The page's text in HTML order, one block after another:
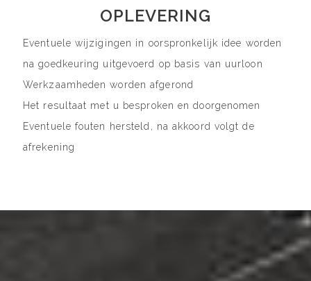
OPLEVERING
Eventuele wijzigingen in oorspronkelijk idee worden
na goedkeuring uitgevoerd op basis van uurloon
Werkzaamheden worden afgerond
Het resultaat met u besproken en doorgenomen
Eventuele fouten hersteld, na akkoord volgt de
afrekening